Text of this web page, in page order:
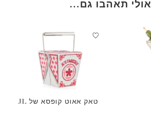
אולי תאהבו גם...
טאק אאוט קופסא של JL